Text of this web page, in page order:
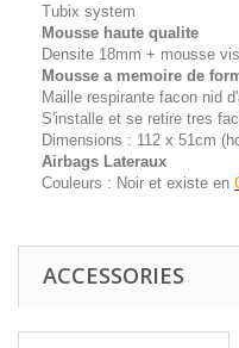
Tubix system
Mousse haute qualite
Densite 18mm + mousse
Mousse a memoire de
Maille respirante facon nid
S'installe et se retire tres
Dimensions : 112 x 51cm
Airbags Lateraux
Couleurs : Noir et existe en
ACCESSORIES